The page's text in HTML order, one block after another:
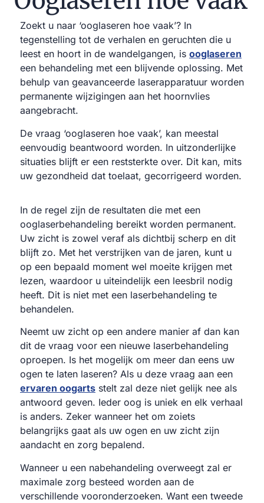
Zoekt u naar ‘ooglaseren hoe vaak’? In
tegenstelling tot de verhalen en geruchten die u
leest en hoort in de wandelgangen, is ooglaseren
een behandeling met een blijvende oplossing. Met
behulp van geavanceerde laserapparatuur worden
permanente wijzigingen aan het hoornvlies
aangebracht.
De vraag ‘ooglaseren hoe vaak’, kan meestal
eenvoudig beantwoord worden. In uitzonderlijke
situaties blijft er een reststerkte over. Dit kan, mits
uw gezondheid dat toelaat, gecorrigeerd worden.
In de regel zijn de resultaten die met een
ooglaserbehandeling bereikt worden permanent.
Uw zicht is zowel veraf als dichtbij scherp en dit
blijft zo. Met het verstrijken van de jaren, kunt u
op een bepaald moment wel moeite krijgen met
lezen, waardoor u uiteindelijk een leesbril nodig
heeft. Dit is niet met een laserbehandeling te
behandelen.
Neemt uw zicht op een andere manier af dan kan
dit de vraag voor een nieuwe laserbehandeling
oproepen. Is het mogelijk om meer dan eens uw
ogen te laten laseren? Als u deze vraag aan een
ervaren oogarts stelt zal deze niet gelijk nee als
antwoord geven. Ieder oog is uniek en elk verhaal
is anders. Zeker wanneer het om zoiets
belangrijks gaat als uw ogen en uw zicht zijn
aandacht en zorg bepalend.
Wanneer u een nabehandeling overweegt zal er
maximale zorg besteed worden aan de
verschillende vooronderzoeken. Want een tweede